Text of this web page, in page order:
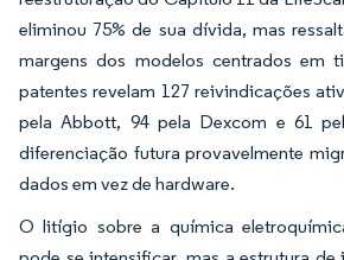
eliminou 75% de sua dívida, mas
margens dos modelos centrados em
patentes revelam 127 reivindicações
pela Abbott, 94 pela Dexcom e 61
diferenciação futura provavelmente
dados em vez de hardware.
O litígio sobre a química